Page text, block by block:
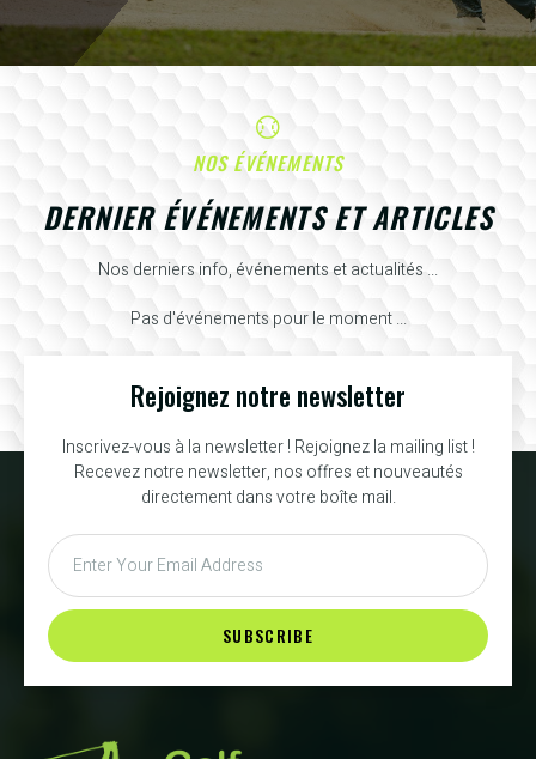
NOS ÉVÉNEMENTS
DERNIER ÉVÉNEMENTS ET ARTICLES
Nos derniers info, événements et actualités ...
Pas d'événements pour le moment ...
Rejoignez notre newsletter
Inscrivez-vous à la newsletter ! Rejoignez la mailing list !
Recevez notre newsletter, nos offres et nouveautés
directement dans votre boîte mail.
SUBSCRIBE